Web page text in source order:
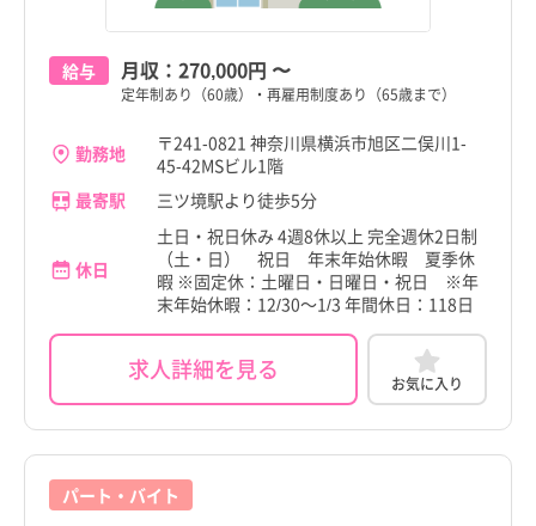
給与 月収： 270,000円 〜
定年制あり（60歳）・再雇用制度あり（65歳まで）
勤務地
〒241-0821 神奈川県横浜市旭区二俣川1-
45-42MSビル1階
最寄駅
三ツ境駅より徒歩5分
休日
土日・祝日休み 4週8休以上 完全週休2日制
（土・日） 祝日 年末年始休暇 夏季休
暇 ※固定休：土曜日・日曜日・祝日 ※年
末年始休暇：12/30～1/3 年間休日：118日
求人詳細を見る お気に入り
パート・バイト